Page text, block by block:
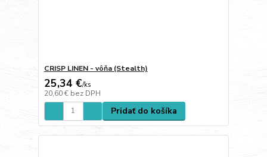
CRISP LINEN - vôňa (Stealth)
25,34 €/ks
20,60 € bez DPH
Pridať do košíka